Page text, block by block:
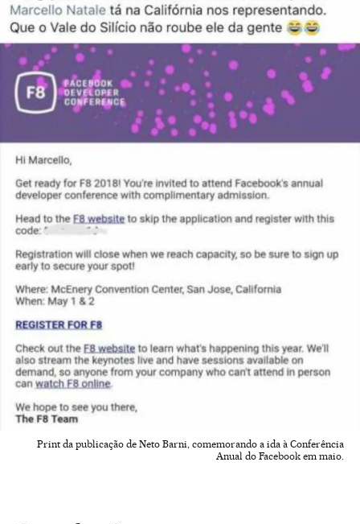
Print da publicação de Neto Barni, comemorando a ida à Conferência
Anual do Facebook em maio.